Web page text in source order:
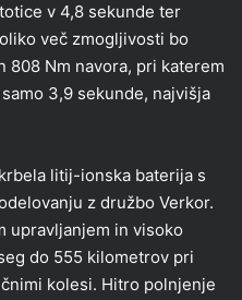
v 4,8 sekunde ter
več zmogljivosti bo
808 Nm navora, pri katerem
3,9 sekunde, najvišja
litij-ionska baterija s
z družbo Verkor.
upravljanjem in visoko
do 555 kilometrov pri
kolesi. Hitro polnjenje